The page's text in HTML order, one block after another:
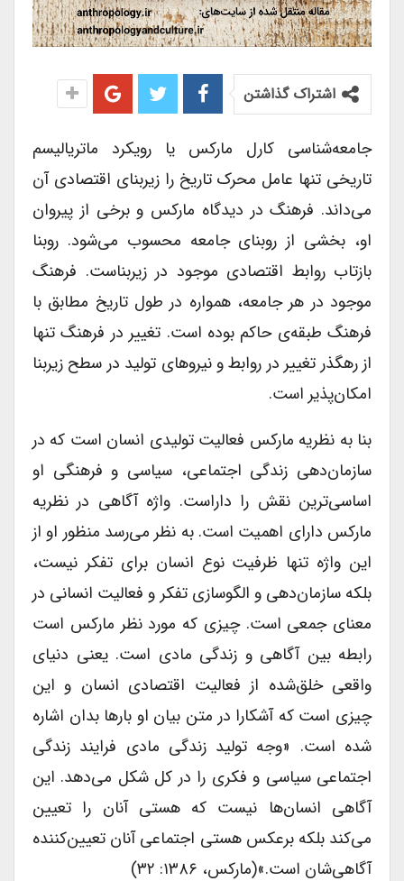
اشتراک گذاشتن
جامعه‌شناسی کارل مارکس یا رویکرد ماتریالیسم
تاریخی تنها عامل محرک تاریخ را زیربنای اقتصادی آن
می‌داند. فرهنگ در دیدگاه مارکس و برخی از پیروان
او، بخشی از روبنای جامعه محسوب می‌شود. روبنا
بازتاب روابط اقتصادی موجود در زیربناست. فرهنگ
موجود در هر جامعه، همواره در طول تاریخ مطابق با
فرهنگ طبقه‌ی حاکم بوده است. تغییر در فرهنگ تنها
از رهگذر تغییر در روابط و نیروهای تولید در سطح زیربنا
امکان‌پذیر است.
بنا به نظریه مارکس فعالیت تولیدی انسان است که در
سازمان‌دهی زندگی اجتماعی، سیاسی و فرهنگی او
اساسی‌ترین نقش را داراست. واژه آگاهی در نظریه
مارکس دارای اهمیت است. به نظر می‌رسد منظور او از
این واژه تنها ظرفیت نوع انسان برای تفکر نیست،
بلکه سازمان‌دهی و الگوسازی تفکر و فعالیت انسانی در
معنای جمعی است. چیزی که مورد نظر مارکس است
رابطه بین آگاهی و زندگی مادی است. یعنی دنیای
واقعی خلق‌شده از فعالیت اقتصادی انسان و این
چیزی است که آشکارا در متن بیان او بارها بدان اشاره
شده است. «وجه تولید زندگی مادی فرایند زندگی
اجتماعی سیاسی و فکری را در کل شکل می‌دهد. این
آگاهی انسان‌ها نیست که هستی آنان را تعیین
می‌کند بلکه برعکس هستی اجتماعی آنان تعیین‌کننده
آگاهی‌شان است.»(مارکس، ۱۳۸۶: ۳۲)